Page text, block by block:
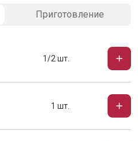
Приготовление
1/2 шт.
1 шт.